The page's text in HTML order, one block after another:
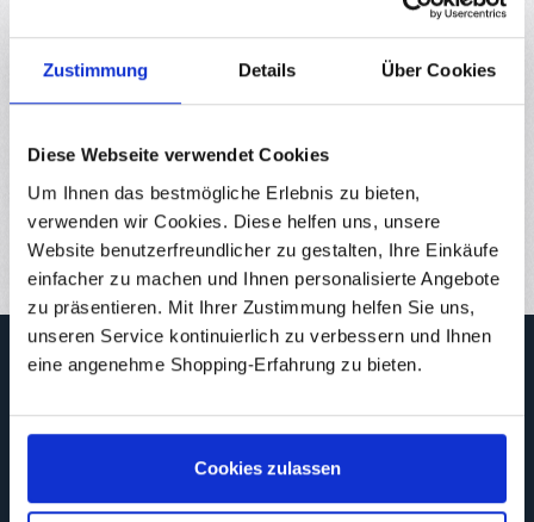
Zustimmung Details Über Cookies
Diese Webseite verwendet Cookies
Um Ihnen das bestmögliche Erlebnis zu bieten,
verwenden wir Cookies. Diese helfen uns, unsere
Website benutzerfreundlicher zu gestalten, Ihre Einkäufe
einfacher zu machen und Ihnen personalisierte Angebote
zu präsentieren. Mit Ihrer Zustimmung helfen Sie uns,
unseren Service kontinuierlich zu verbessern und Ihnen
eine angenehme Shopping-Erfahrung zu bieten.
Cookies zulassen
Rollen eignet sich ideal als Schlitten in 3D-Druckern, CNC-
Fräs…Mehr
Downloads
Bewertungen
Newsletter
Newsletter, um rechtzeitig über neue Produkte und Angebote
informiert zu werden.